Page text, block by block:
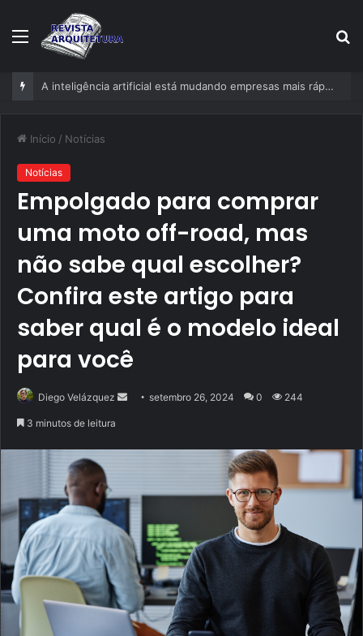
Menu
A inteligência artificial está mudando empresas mais rápido do que gestores conseguem perceber
Início / Notícias
Notícias
Empolgado para comprar
uma moto off-road, mas
não sabe qual escolher?
Confira este artigo para
saber qual é o modelo ideal
para você
Diego Velázquez
Mandesetembro 26, 2024 0 244
3 minutos de leitura